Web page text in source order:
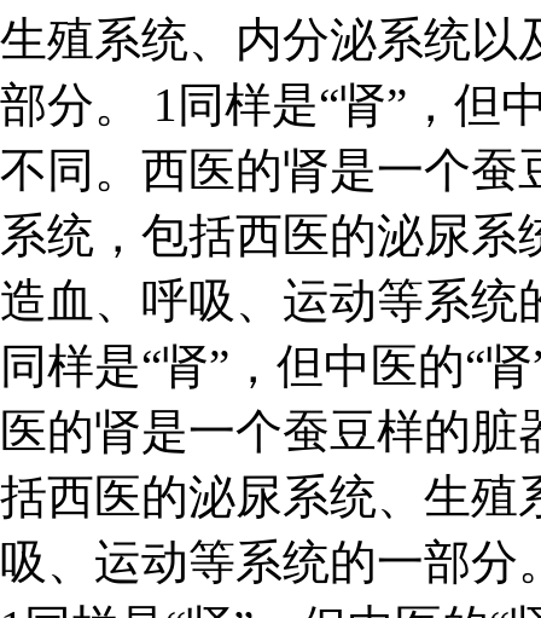
生殖系统、内分泌系统以
部分。 1同样是“肾”，但
不同。西医的肾是一个蚕
系统，包括西医的泌尿
造血、呼吸、运动等系
同样是“肾”，但中医的“
医的肾是一个蚕豆样的
括西医的泌尿系统、生殖
吸、运动等系统的一部